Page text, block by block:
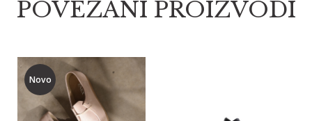
POVEZANI PROIZVODI
Novo